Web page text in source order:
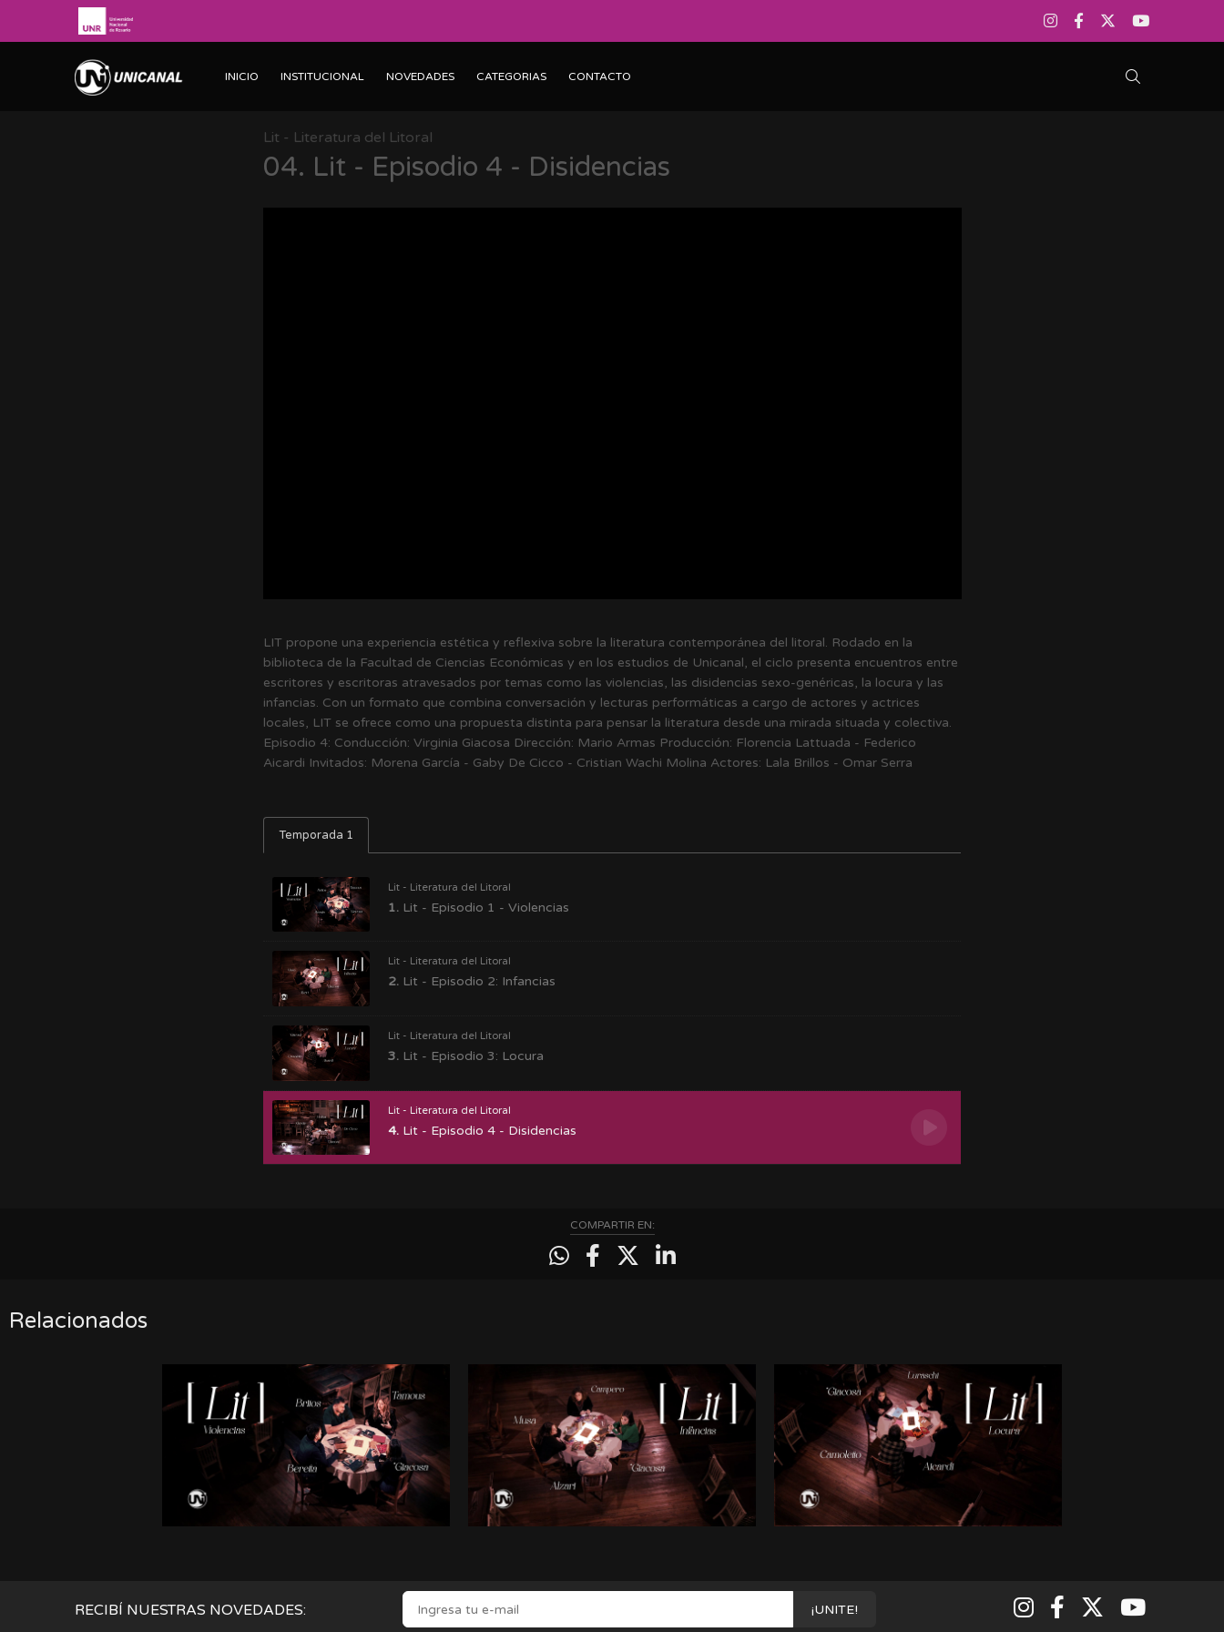
INICIO INSTITUCIONAL NOVEDADES CATEGORIAS CONTACTO
Lit - Literatura del Litoral
04. Lit - Episodio 4 - Disidencias
LIT propone una experiencia estética y reflexiva sobre la literatura contemporánea del litoral. Rodado en la
biblioteca de la Facultad de Ciencias Económicas y en los estudios de Unicanal, el ciclo presenta encuentros entre
escritores y escritoras atravesados por temas como las violencias, las disidencias sexo-genéricas, la locura y las
infancias. Con un formato que combina conversación y lecturas performáticas a cargo de actores y actrices
locales, LIT se ofrece como una propuesta distinta para pensar la literatura desde una mirada situada y colectiva.
Episodio 4: Conducción: Virginia Giacosa Dirección: Mario Armas Producción: Florencia Lattuada - Federico
Aicardi Invitados: Morena García - Gaby De Cicco - Cristian Wachi Molina Actores: Lala Brillos - Omar Serra
Temporada 1
Lit - Literatura del Litoral
1. Lit - Episodio 1 - Violencias
Lit - Literatura del Litoral
2. Lit - Episodio 2: Infancias
Lit - Literatura del Litoral
3. Lit - Episodio 3: Locura
Lit - Literatura del Litoral
4. Lit - Episodio 4 - Disidencias
COMPARTIR EN:
Relacionados
RECIBÍ NUESTRAS NOVEDADES: ¡UNITE!